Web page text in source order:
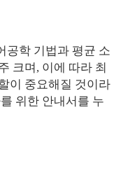
공학 기법과 평균 소
크며, 이에 따라 최
이 중요해질 것이라
위한 안내서를 누